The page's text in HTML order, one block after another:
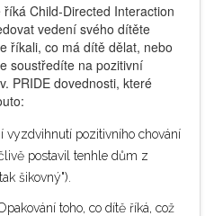
říká Child-Directed Interaction
vedení svého dítěte
říkali, co má dítě dělat, nebo
soustředíte na pozitivní
PRIDE dovednosti, které
vyzdvihnutí pozitivního chování
postavil tenhle dům z
šikovný").
toho, co dítě říká, což